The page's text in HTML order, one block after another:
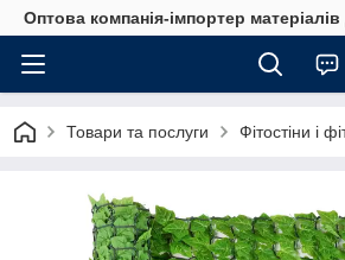
Оптова компанія-імпортер
Товари та послуги Фітостіни і